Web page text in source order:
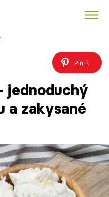
Pin it
jednoduchý
a zakysané